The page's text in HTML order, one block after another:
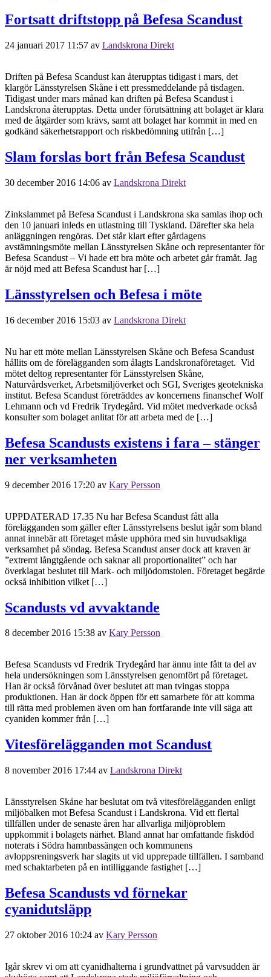
Fortsatt driftstopp på Befesa Scandust
24 januari 2017 11:57 av Landskrona Direkt
Driften på Befesa Scandust kan återupptas tidigast i mars, det
klargör Länsstyrelsen Skåne i ett pressmeddelande på tisdagen.
Tidigast under mars månad kan driften på Befesa Scandust i
Landskrona återupptas. Detta under förutsättning att bolaget är klara
med de åtgärder som krävs, samt att bolaget har kommit in med en
godkänd säkerhetsrapport och riskbedömning utifrån […]
Slam forslas bort från Befesa Scandust
30 december 2016 14:06 av Landskrona Direkt
Zinkslammet på Befesa Scandust i Landskrona ska samlas ihop och
den 10 januari inleds en utlastning till Tyskland. Därefter ska hela
anläggningen rengöras. Det står klart efter gårdagens
avstämningsmöte mellan Länsstyrelsen Skåne och representanter för
Befesa Scandust – Vi hade ett bra möte och arbetet går framåt. Jag
är nöjd med att Befesa Scandust har […]
Länsstyrelsen och Befesa i möte
16 december 2016 15:03 av Landskrona Direkt
Nu har ett möte mellan Länsstyrelsen Skåne och Befesa Scandust
hållits om de förelägganden som ålagts Landskronaföretaget. Vid
mötet deltog representanter för Länsstyrelsen Skåne,
Naturvårdsverket, Arbetsmiljöverket och SGI, Sveriges geotekniska
institut. Befesa Scandust företräddes av koncernens finanschef Wolf
Lehmann och vd Fredrik Trydegård. Vid mötet medverkade också
konsulter som bolaget anlitat för att arbeta med de […]
Befesa Scandusts existens i fara – stänger
ner verksamheten
9 december 2016 17:20 av Kary Persson
UPPDATERAD 17.35 Nu har Befesa Scandust fått alla
förelägganden som gäller efter Länsstyrelsens beslut igår som bland
annat innebär att företaget måste upphöra med sin huvudsakliga
verksamhet på söndag. Befesa Scandust anser dock att kraven är
”extremt långtgående och saknar all proportionalitet” och har
överklagat beslutet till Mark- och miljödomstolen. Företaget begärde
också inhibition vilket […]
Scandusts vd avvaktande
8 december 2016 15:38 av Kary Persson
Befesa Scandusts vd Fredrik Trydegård har ännu inte fått ta del av
hela undersökningen som Länsstyrelsen genomfört på företaget.
Han är också förvånad över beslutet att man tvingas stoppa
produktionen. Han är dock öppen för ett samarbete för att komma
till rätta med problemen även om han fortfarande inte vill säga att
cyaniden kommer från […]
Vitesförelägganden mot Scandust
8 november 2016 17:44 av Landskrona Direkt
Länsstyrelsen Skåne har beslutat om två vitesförelägganden enligt
miljöbalken mot Befesa Scandust i Landskrona. Vid ett flertal
tillfällen under de senaste åren har allvarliga miljöproblem
uppkommit i bolagets närhet. Bland annat har omfattande fiskdöd
noterats i Södra hamnbassängen och kommunens
avloppsreningsverk har slagits ut vid upprepade tillfällen. I samband
med schaktarbeten på en intilliggande fastighet […]
Befesa Scandusts vd förnekar
cyanidutsläpp
27 oktober 2016 10:24 av Kary Persson
Igår skrev vi om att cyanidhalterna i grundvattnet på varvsudden är